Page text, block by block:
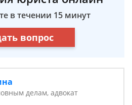
в течении 15 минут
вопрос
делам, адвокат